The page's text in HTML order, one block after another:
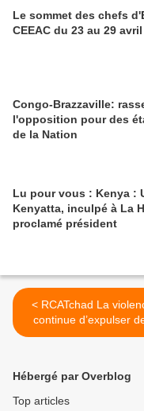
Le sommet des chefs
CEEAC du 23 au 29
Congo-Brazzaville:
l'opposition pour des
de la Nation
Lu pour vous : Kenya :
Kenyatta, inculpé à La
proclamé président
< RCATchad La violence
continue d’expulser
familles
Hébergé par Overblog
Top articles